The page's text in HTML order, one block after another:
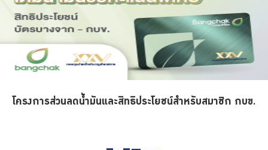
โครงการส่วนลดน้ำมันและสิทธิประโยชน์สำหรับสมาชิก กบข.